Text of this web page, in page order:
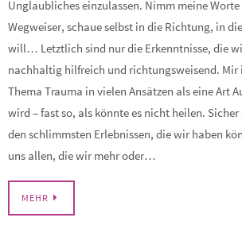
Unglaubliches einzulassen. Nimm meine
Wegweiser, schaue selbst in die Richtung, in
will… Letztlich sind nur die Erkenntnisse, die
nachhaltig hilfreich und richtungsweisend. Mir
Thema Trauma in vielen Ansätzen als eine Art
wird – fast so, als könnte es nicht heilen.
den schlimmsten Erlebnissen, die wir haben
uns allen, die wir mehr oder…
MEHR